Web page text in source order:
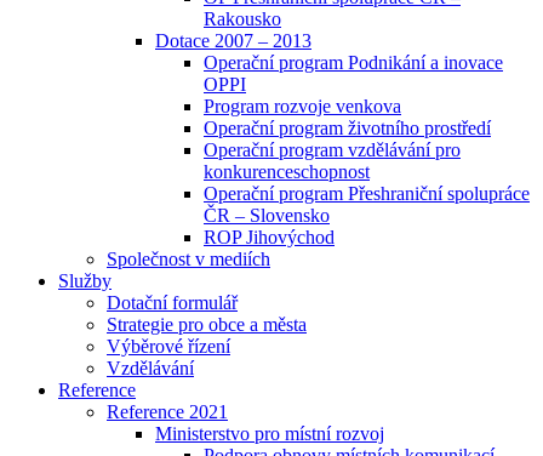
Rakousko
Dotace 2007 – 2013
Operační program Podnikání a inovace
OPPI
Program rozvoje venkova
Operační program životního prostředí
Operační program vzdělávání pro
konkurenceschopnost
Operační program Přeshraniční spolupráce
ČR – Slovensko
ROP Jihovýchod
Společnost v mediích
Služby
Dotační formulář
Strategie pro obce a města
Výběrové řízení
Vzdělávání
Reference
Reference 2021
Ministerstvo pro místní rozvoj